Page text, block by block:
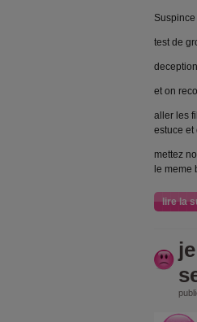
test de
et on
aller les
estuce et
mettez
le meme
lire la